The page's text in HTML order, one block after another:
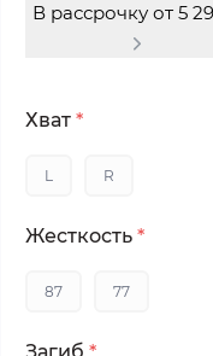
В рассрочку от 5
Хват *
L R
Жесткость *
87 77